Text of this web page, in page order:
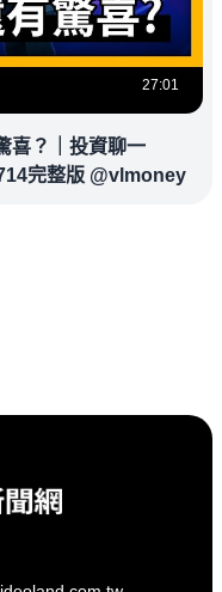
27:01
喜？｜投資聊一
完整版 @vlmoney